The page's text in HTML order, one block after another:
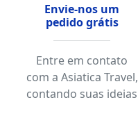
Envie-nos um
pedido grátis
Entre em contato
com a Asiatica Travel,
contando suas ideias